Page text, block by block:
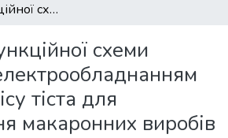
Розробка функційної схеми керування електрообладнанням ділянки замісу тіста для виготовлення макаронних виробів
схеми
тіста для
макаронних виробів